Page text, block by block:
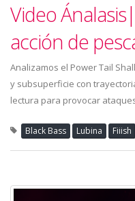
Video
acción de
Analizamos el Power Tail
y subsuperficie con
lectura para provocar
Black Bass Lubina Fiiish